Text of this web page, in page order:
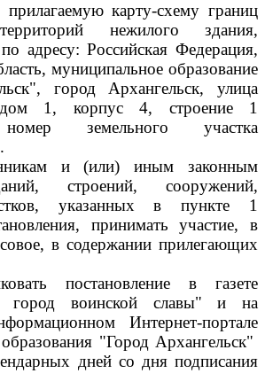
прилагаемую карту-схему границ
нежилого здания,
адресу: Российская Федерация,
муниципальное образование
город Архангельск, улица
дом 1, корпус 4, строение 1
номер земельного участка
и (или) иным законным
строений, сооружений,
указанных в пункте 1
принимать участие, в
в содержании прилегающих
постановление в газете
город воинской славы" и на
Интернет-портале
"Город Архангельск"
дней со дня подписания